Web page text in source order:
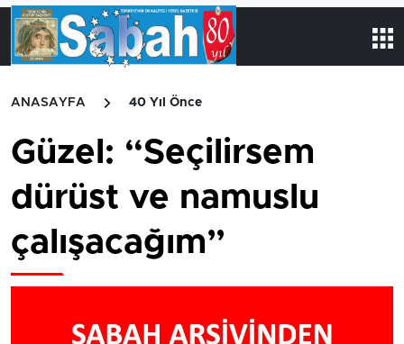
ANASAYFA 40 Yıl Önce
Güzel: “Seçilirsem
dürüst ve namuslu
çalışacağım”